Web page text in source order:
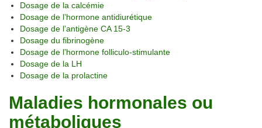
Dosage de la calcémie
Dosage de l’hormone antidiurétique
Dosage de l’antigène CA 15-3
Dosage du fibrinogène
Dosage de l’hormone folliculo-stimulante
Dosage de la LH
Dosage de la prolactine
Maladies hormonales ou
métaboliques